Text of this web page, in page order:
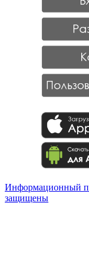
Информационный
защищены